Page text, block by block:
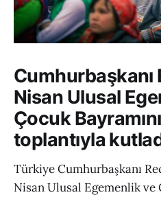
Cumhurbaşkanı
Nisan Ulusal
Çocuk
toplantıyla
Türkiye Cumhurbaşkanı
Nisan Ulusal Egemenlik ve